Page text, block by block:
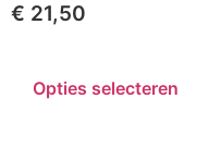
€ 21,50
Opties selecteren